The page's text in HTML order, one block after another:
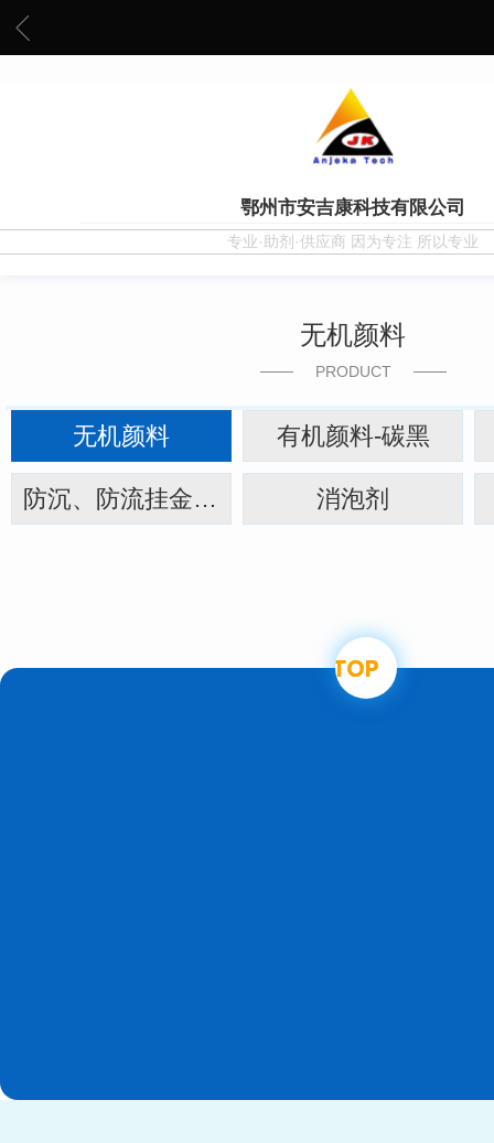
鄂州市安吉康科技有限公司
专业·助剂·供应商 因为专注 所以专业
无机颜料
PRODUCT
无机颜料 有机颜料-碳黑
防沉、防流挂金属颜料定向 消泡剂